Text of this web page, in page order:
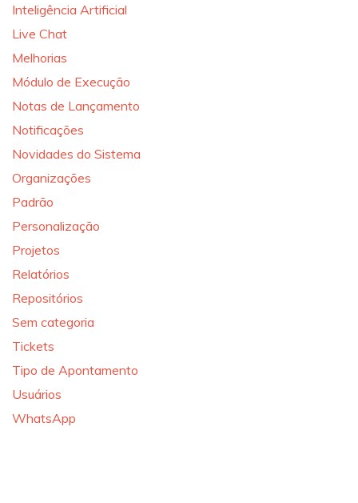
Inteligência Artificial
Live Chat
Melhorias
Módulo de Execução
Notas de Lançamento
Notificações
Novidades do Sistema
Organizações
Padrão
Personalização
Projetos
Relatórios
Repositórios
Sem categoria
Tickets
Tipo de Apontamento
Usuários
WhatsApp